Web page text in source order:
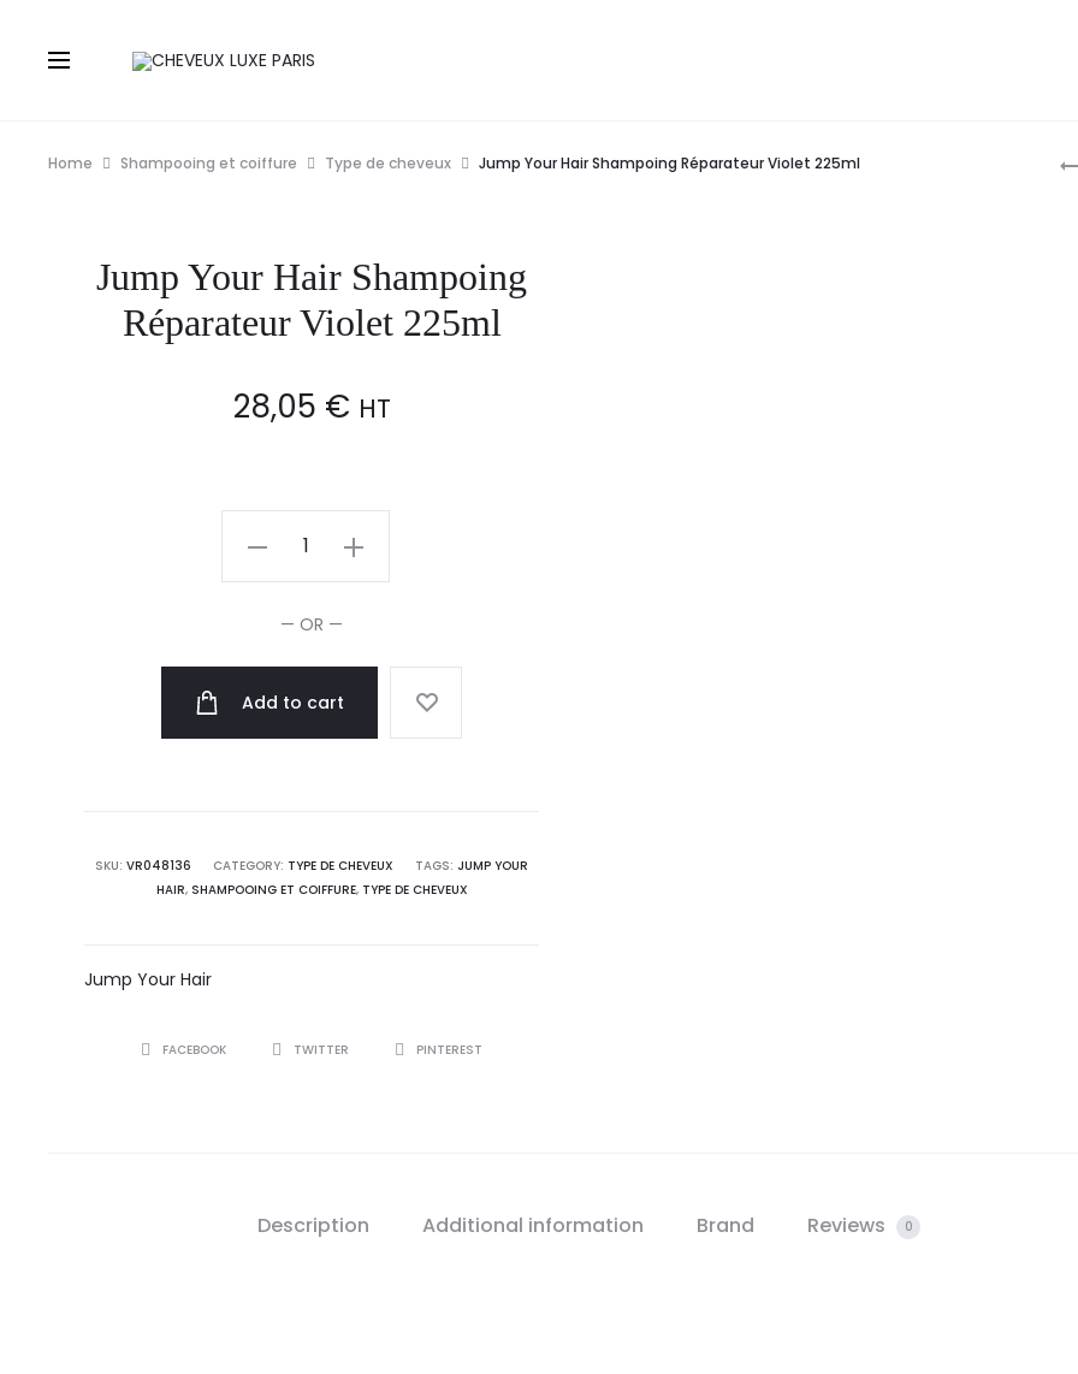
Home Shampooing et coiffure Type de cheveux Jump Your Hair Shampoing Réparateur Violet 225ml
Jump Your Hair Shampoing
Réparateur Violet 225ml
28,05 € HT
Shampoing
Réparateur
Violet
225ml
— OR —
Add to cart
SKU:VR048136 CATEGORY: TYPE DE CHEVEUX TAGS: JUMP YOUR
HAIR, SHAMPOOING ET COIFFURE, TYPE DE CHEVEUX
Jump Your Hair
SHAREFACEBOOK TWITTER PINTEREST
Description Additional information Brand Reviews 0